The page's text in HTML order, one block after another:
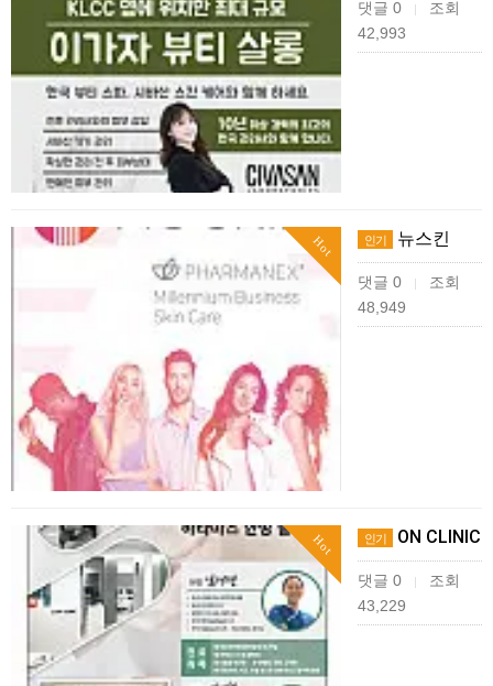
댓글 0 |
조회
42,993
Hot 인기 뉴스킨
댓글 0 |
조회
48,949
Hot 인기 ON CLINIC
댓글 0 |
조회
43,229